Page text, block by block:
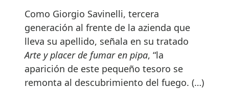
Como Giorgio Savinelli, tercera
generación al frente de la azienda que
lleva su apellido, señala en su tratado
Arte y placer de fumar en pipa, “la
aparición de este pequeño tesoro se
remonta al descubrimiento del fuego. (…)